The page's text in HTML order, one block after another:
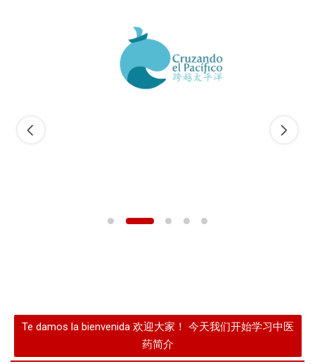
Cruzando el Pacífico, junto a la Embajada de la República
Popular de China en Chile y Efecto China de Radio Cooperativa
en colaboración con destacados expertos y organizaciones,